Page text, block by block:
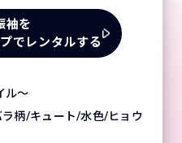
袖を
でレンタルする
ル～
柄/キュート/水色/ヒョウ